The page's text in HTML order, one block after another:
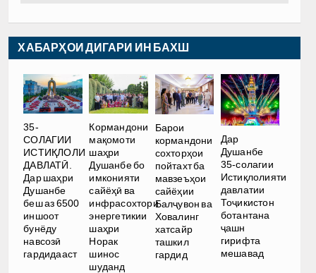
ХАБАРҲОИ ДИГАРИ ИН БАХШ
35-
СОЛАГИИ
ИСТИҚЛОЛИ
ДАВЛАТӢ.
Дар шаҳри
Душанбе
беш аз 6500
иншоот
бунёду
навсозӣ
гардидааст
Кормандони
мақомоти
шаҳри
Душанбе бо
имконияти
сайёҳӣ ва
инфрасохтори
энергетикии
шаҳри
Норак
шинос
шуданд
Барои
кормандони
сохторҳои
пойтахт ба
мавзеъҳои
сайёҳии
Балҷувон ва
Ховалинг
хатсайр
ташкил
гардид
Дар
Душанбе
35-солагии
Истиқлолияти
давлатии
Тоҷикистон
ботантана
ҷашн
гирифта
мешавад